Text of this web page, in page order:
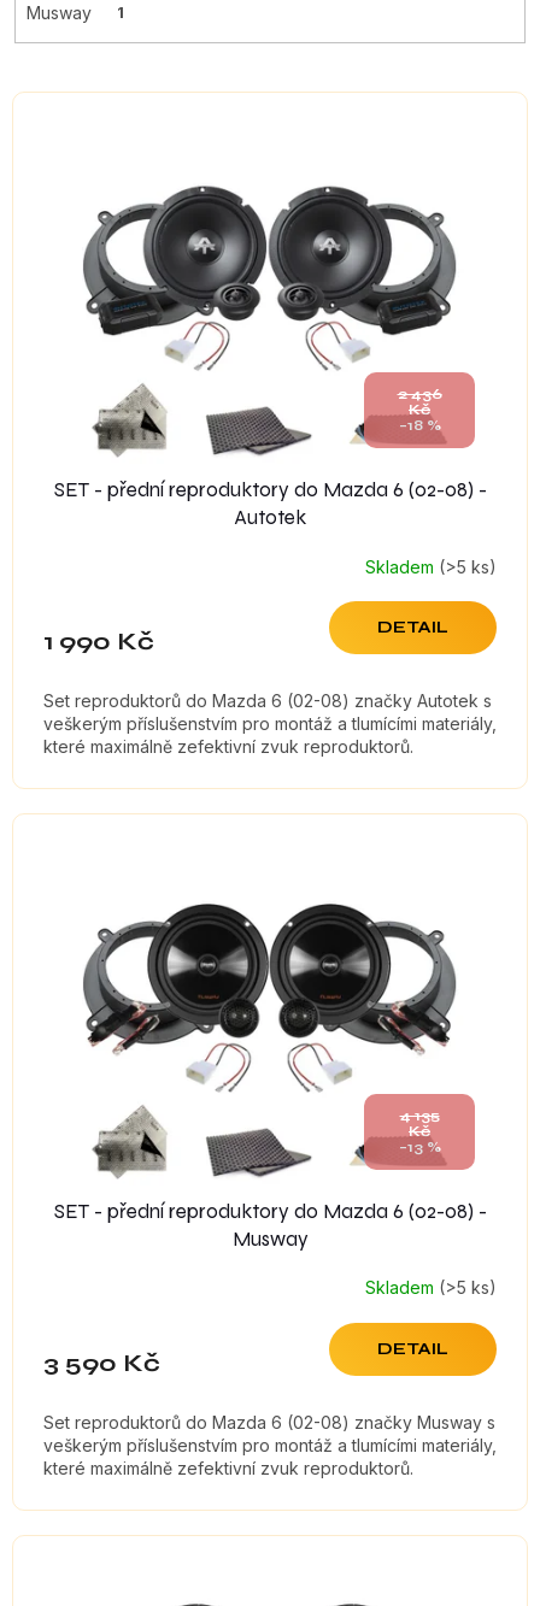
Musway 1
V
2 436
Kč
–18 %
SET - přední reproduktory do Mazda 6 (02-08) -
Autotek
Skladem (>5 ks)
1 990 Kč DETAIL
Set reproduktorů do Mazda 6 (02-08) značky Autotek s
veškerým příslušenstvím pro montáž a tlumícími materiály,
které maximálně zefektivní zvuk reproduktorů.
4 135
Kč
–13 %
SET - přední reproduktory do Mazda 6 (02-08) -
Musway
Skladem (>5 ks)
3 590 Kč DETAIL
Set reproduktorů do Mazda 6 (02-08) značky Musway s
veškerým příslušenstvím pro montáž a tlumícími materiály,
které maximálně zefektivní zvuk reproduktorů.